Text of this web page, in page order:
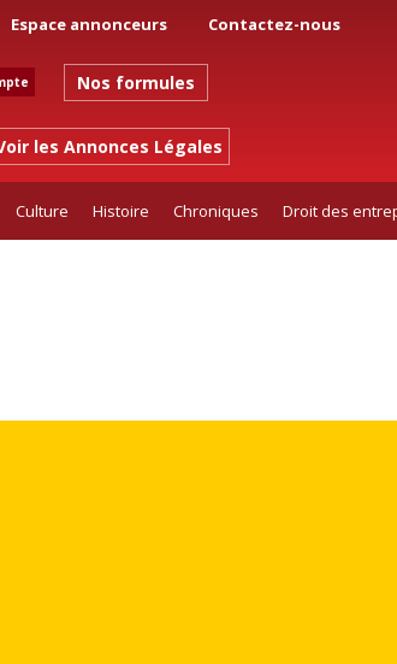
Espace annonceurs Contactez-nous
Nos formules
les Annonces Légales
Culture Histoire Chroniques Droit des